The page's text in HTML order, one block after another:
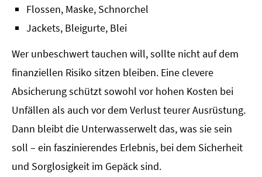
Flossen, Maske, Schnorchel
Jackets, Bleigurte, Blei
Wer unbeschwert tauchen will, sollte nicht auf dem
finanziellen Risiko sitzen bleiben. Eine clevere
Absicherung schützt sowohl vor hohen Kosten bei
Unfällen als auch vor dem Verlust teurer Ausrüstung.
Dann bleibt die Unterwasserwelt das, was sie sein
soll – ein faszinierendes Erlebnis, bei dem Sicherheit
und Sorglosigkeit im Gepäck sind.